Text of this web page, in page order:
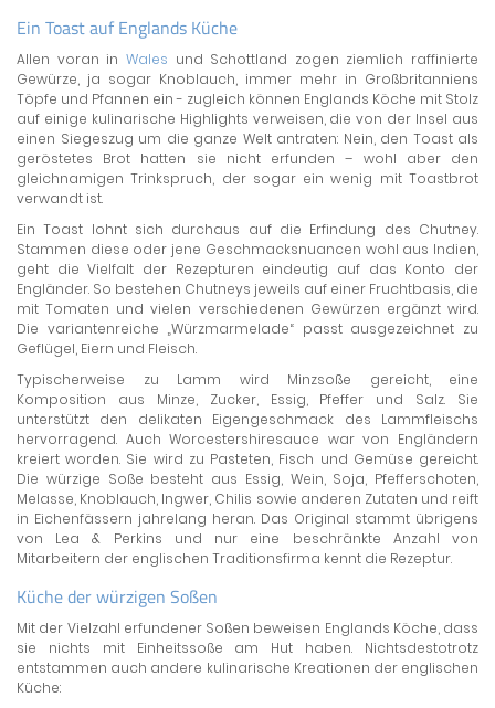
Ein Toast auf Englands Küche
Allen voran in Wales und Schottland zogen ziemlich raffinierte
Gewürze, ja sogar Knoblauch, immer mehr in Großbritanniens
Töpfe und Pfannen ein - zugleich können Englands Köche mit Stolz
auf einige kulinarische Highlights verweisen, die von der Insel aus
einen Siegeszug um die ganze Welt antraten: Nein, den Toast als
geröstetes Brot hatten sie nicht erfunden – wohl aber den
gleichnamigen Trinkspruch, der sogar ein wenig mit Toastbrot
verwandt ist.
Ein Toast lohnt sich durchaus auf die Erfindung des Chutney.
Stammen diese oder jene Geschmacksnuancen wohl aus Indien,
geht die Vielfalt der Rezepturen eindeutig auf das Konto der
Engländer. So bestehen Chutneys jeweils auf einer Fruchtbasis, die
mit Tomaten und vielen verschiedenen Gewürzen ergänzt wird.
Die variantenreiche „Würzmarmelade“ passt ausgezeichnet zu
Geflügel, Eiern und Fleisch.
Typischerweise zu Lamm wird Minzsoße gereicht, eine
Komposition aus Minze, Zucker, Essig, Pfeffer und Salz. Sie
unterstützt den delikaten Eigengeschmack des Lammfleischs
hervorragend. Auch Worcestershiresauce war von Engländern
kreiert worden. Sie wird zu Pasteten, Fisch und Gemüse gereicht.
Die würzige Soße besteht aus Essig, Wein, Soja, Pfefferschoten,
Melasse, Knoblauch, Ingwer, Chilis sowie anderen Zutaten und reift
in Eichenfässern jahrelang heran. Das Original stammt übrigens
von Lea & Perkins und nur eine beschränkte Anzahl von
Mitarbeitern der englischen Traditionsfirma kennt die Rezeptur.
Küche der würzigen Soßen
Mit der Vielzahl erfundener Soßen beweisen Englands Köche, dass
sie nichts mit Einheitssoße am Hut haben. Nichtsdestotrotz
entstammen auch andere kulinarische Kreationen der englischen
Küche: